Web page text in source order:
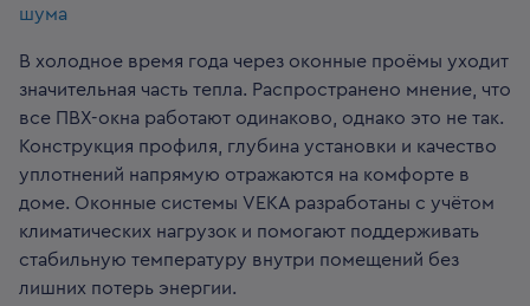
шума
В холодное время года через оконные проёмы уходит
значительная часть тепла. Распространено мнение, что
все ПВХ-окна работают одинаково, однако это не так.
Конструкция профиля, глубина установки и качество
уплотнений напрямую отражаются на комфорте в
доме. Оконные системы VEKA разработаны с учётом
климатических нагрузок и помогают поддерживать
стабильную температуру внутри помещений без
лишних потерь энергии.